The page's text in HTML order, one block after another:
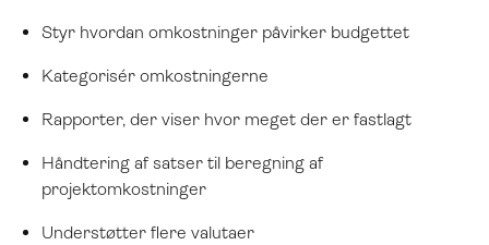
Styr hvordan omkostninger påvirker budgettet
Kategorisér omkostningerne
Rapporter, der viser hvor meget der er fastlagt
Håndtering af satser til beregning af
projektomkostninger
Understøtter flere valutaer